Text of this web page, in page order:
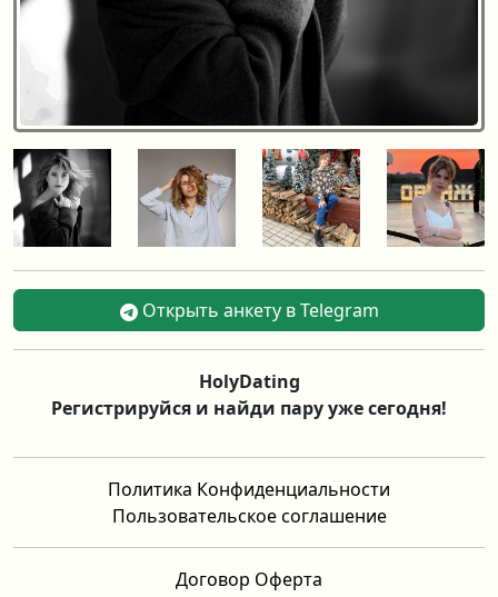
Открыть анкету в Telegram
Политика Конфиденциальности
Пользовательское соглашение
HolyDating
Регистрируйся и найди пару уже сегодня!
Договор Оферта